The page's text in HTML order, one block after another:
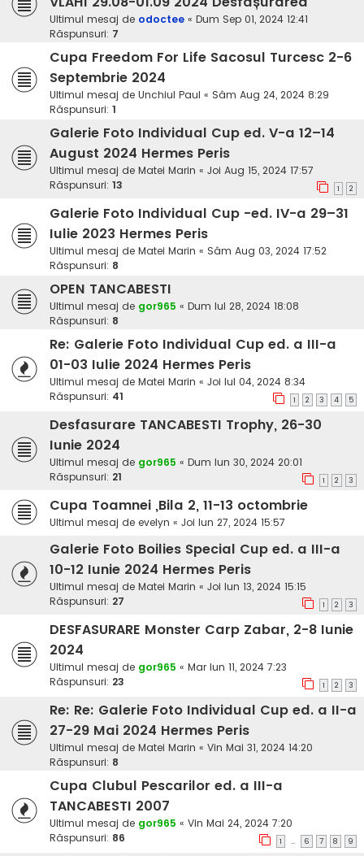
Ultimul mesaj de odoctee « Dum Sep 01, 2024 12:41
Răspunsuri: 7
Cupa Freedom For Life Sacosul Turcesc 2-6
Septembrie 2024
Ultimul mesaj de Unchiul Paul « Sâm Aug 24, 2024 8:29
Răspunsuri: 1
Galerie Foto Individual Cup ed. V-a 12–14
August 2024 Hermes Peris
Ultimul mesaj de Matei Marin « Joi Aug 15, 2024 17:57
Răspunsuri: 13 1 2
Galerie Foto Individual Cup -ed. IV-a 29–31
Iulie 2023 Hermes Peris
Ultimul mesaj de Matei Marin « Sâm Aug 03, 2024 17:52
Răspunsuri: 8
OPEN TANCABESTI
Ultimul mesaj de gor965 « Dum Iul 28, 2024 18:08
Răspunsuri: 8
Re: Galerie Foto Individual Cup ed. a III-a
01-03 Iulie 2024 Hermes Peris
Ultimul mesaj de Matei Marin « Joi Iul 04, 2024 8:34
Răspunsuri: 41 1 2 3 4 5
Desfasurare TANCABESTI Trophy, 26-30
Iunie 2024
Ultimul mesaj de gor965 « Dum Iun 30, 2024 20:01
Răspunsuri: 21 1 2 3
Cupa Toamnei ,Bila 2, 11-13 octombrie
Ultimul mesaj de evelyn « Joi Iun 27, 2024 15:57
Galerie Foto Boilies Special Cup ed. a III-a
10-12 Iunie 2024 Hermes Peris
Ultimul mesaj de Matei Marin « Joi Iun 13, 2024 15:15
Răspunsuri: 27 1 2 3
DESFASURARE Monster Carp Zabar, 2-8 Iunie
2024
Ultimul mesaj de gor965 « Mar Iun 11, 2024 7:23
Răspunsuri: 23 1 2 3
Re: Re: Galerie Foto Individual Cup ed. a II-a
27-29 Mai 2024 Hermes Peris
Ultimul mesaj de Matei Marin « Vin Mai 31, 2024 14:20
Răspunsuri: 8
Cupa Clubul Pescarilor ed. a III-a
TANCABESTI 2007
Ultimul mesaj de gor965 « Vin Mai 24, 2024 7:20
Răspunsuri: 86 1 … 6 7 8 9